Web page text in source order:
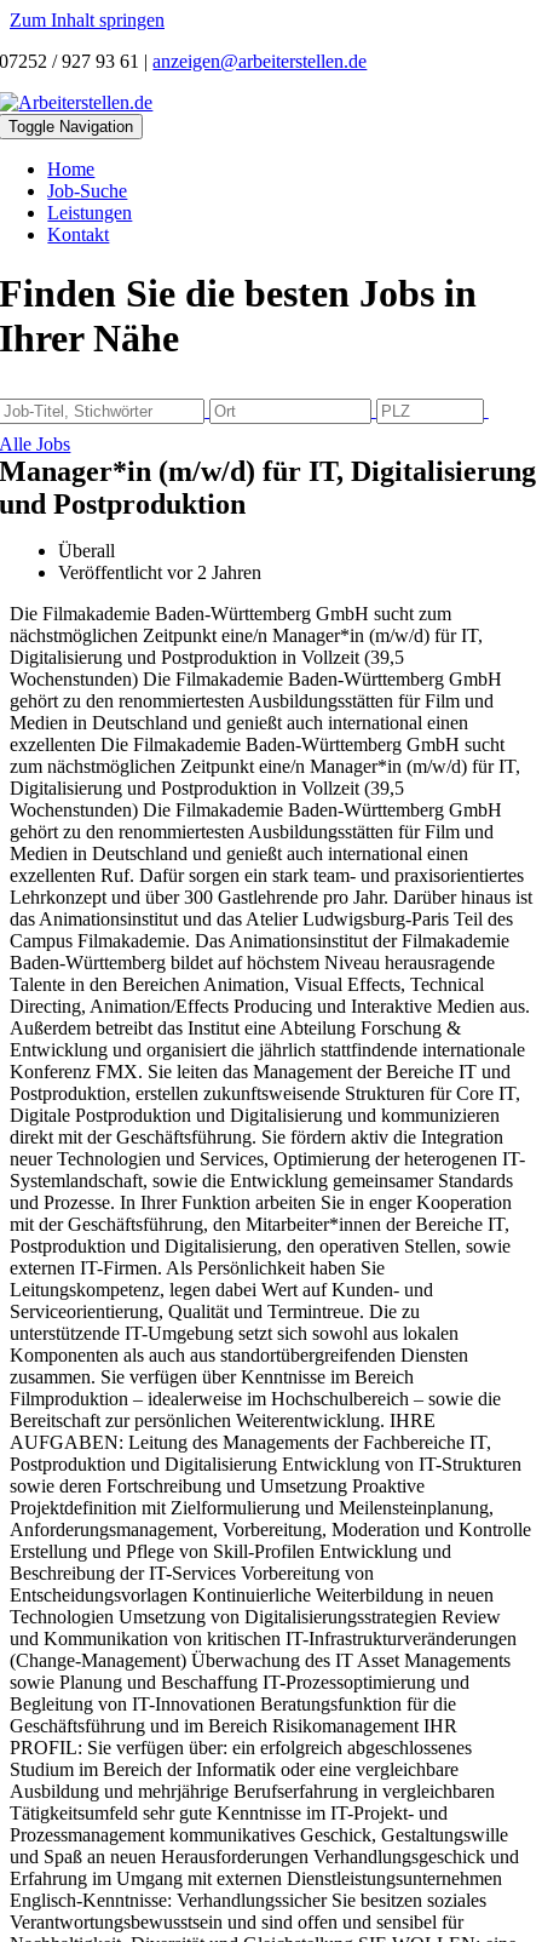
Zum Inhalt springen
07252 / 927 93 61 |anzeigen@arbeiterstellen.de
Toggle Navigation
Home
Job-Suche
Leistungen
Kontakt
Finden Sie die besten Jobs in
Ihrer Nähe
Alle Jobs
Manager*in (m/w/d) für IT, Digitalisierung
und Postproduktion
Überall
Veröffentlicht vor 2 Jahren
Die Filmakademie Baden-Württemberg GmbH sucht zum
nächstmöglichen Zeitpunkt eine/n Manager*in (m/w/d) für IT,
Digitalisierung und Postproduktion in Vollzeit (39,5
Wochenstunden) Die Filmakademie Baden-Württemberg GmbH
gehört zu den renommiertesten Ausbildungsstätten für Film und
Medien in Deutschland und genießt auch international einen
exzellenten Die Filmakademie Baden-Württemberg GmbH sucht
zum nächstmöglichen Zeitpunkt eine/n Manager*in (m/w/d) für IT,
Digitalisierung und Postproduktion in Vollzeit (39,5
Wochenstunden) Die Filmakademie Baden-Württemberg GmbH
gehört zu den renommiertesten Ausbildungsstätten für Film und
Medien in Deutschland und genießt auch international einen
exzellenten Ruf. Dafür sorgen ein stark team- und praxisorientiertes
Lehrkonzept und über 300 Gastlehrende pro Jahr. Darüber hinaus ist
das Animationsinstitut und das Atelier Ludwigsburg-Paris Teil des
Campus Filmakademie. Das Animationsinstitut der Filmakademie
Baden-Württemberg bildet auf höchstem Niveau herausragende
Talente in den Bereichen Animation, Visual Effects, Technical
Directing, Animation/Effects Producing und Interaktive Medien aus.
Außerdem betreibt das Institut eine Abteilung Forschung &
Entwicklung und organisiert die jährlich stattfindende internationale
Konferenz FMX. Sie leiten das Management der Bereiche IT und
Postproduktion, erstellen zukunftsweisende Strukturen für Core IT,
Digitale Postproduktion und Digitalisierung und kommunizieren
direkt mit der Geschäftsführung. Sie fördern aktiv die Integration
neuer Technologien und Services, Optimierung der heterogenen IT-
Systemlandschaft, sowie die Entwicklung gemeinsamer Standards
und Prozesse. In Ihrer Funktion arbeiten Sie in enger Kooperation
mit der Geschäftsführung, den Mitarbeiter*innen der Bereiche IT,
Postproduktion und Digitalisierung, den operativen Stellen, sowie
externen IT-Firmen. Als Persönlichkeit haben Sie
Leitungskompetenz, legen dabei Wert auf Kunden- und
Serviceorientierung, Qualität und Termintreue. Die zu
unterstützende IT-Umgebung setzt sich sowohl aus lokalen
Komponenten als auch aus standortübergreifenden Diensten
zusammen. Sie verfügen über Kenntnisse im Bereich
Filmproduktion – idealerweise im Hochschulbereich – sowie die
Bereitschaft zur persönlichen Weiterentwicklung. IHRE
AUFGABEN: Leitung des Managements der Fachbereiche IT,
Postproduktion und Digitalisierung Entwicklung von IT-Strukturen
sowie deren Fortschreibung und Umsetzung Proaktive
Projektdefinition mit Zielformulierung und Meilensteinplanung,
Anforderungsmanagement, Vorbereitung, Moderation und Kontrolle
Erstellung und Pflege von Skill-Profilen Entwicklung und
Beschreibung der IT-Services Vorbereitung von
Entscheidungsvorlagen Kontinuierliche Weiterbildung in neuen
Technologien Umsetzung von Digitalisierungsstrategien Review
und Kommunikation von kritischen IT-Infrastrukturveränderungen
(Change-Management) Überwachung des IT Asset Managements
sowie Planung und Beschaffung IT-Prozessoptimierung und
Begleitung von IT-Innovationen Beratungsfunktion für die
Geschäftsführung und im Bereich Risikomanagement IHR
PROFIL: Sie verfügen über: ein erfolgreich abgeschlossenes
Studium im Bereich der Informatik oder eine vergleichbare
Ausbildung und mehrjährige Berufserfahrung in vergleichbaren
Tätigkeitsumfeld sehr gute Kenntnisse im IT-Projekt- und
Prozessmanagement kommunikatives Geschick, Gestaltungswille
und Spaß an neuen Herausforderungen Verhandlungsgeschick und
Erfahrung im Umgang mit externen Dienstleistungsunternehmen
Englisch-Kenntnisse: Verhandlungssicher Sie besitzen soziales
Verantwortungsbewusstsein und sind offen und sensibel für